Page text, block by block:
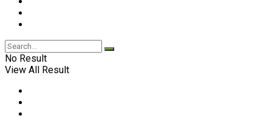
No Result
View All Result